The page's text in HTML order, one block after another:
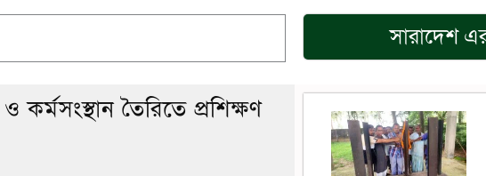
সারাদেশএর
তৈরিতে প্রশিক্ষণ